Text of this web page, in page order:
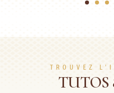
1 2 3
TROUVEZ
TUTOS